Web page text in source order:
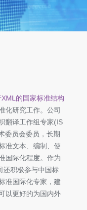
的国家标准结构
化研究工作。公司
翻译工作组专家(IS
委员会委员，长期
准文本、编制、使
国际化程度。作为
还积极参与中国标
准国际化专家，建
以更好的为国内外